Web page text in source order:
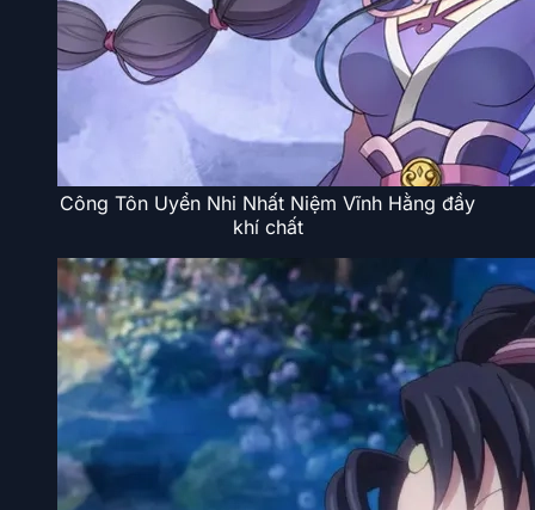
Công Tôn Uyển Nhi Nhất Niệm Vĩnh Hằng đầy
khí chất